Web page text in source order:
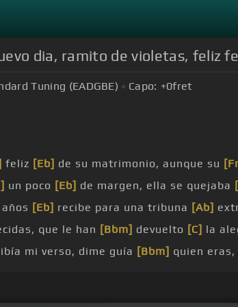
dia, ramito de violetas, feliz
Tuning (EADGBE) Capo: +0fret
feliz [Eb] de su matrimonio, aunque su
un poco [Eb] de margen, ella se quejaba
[Eb] recibe para una tribuna [Ab]
que le han [Bbm] devuelto [C] la
mi verso, dime guía [Bbm] quien eras,